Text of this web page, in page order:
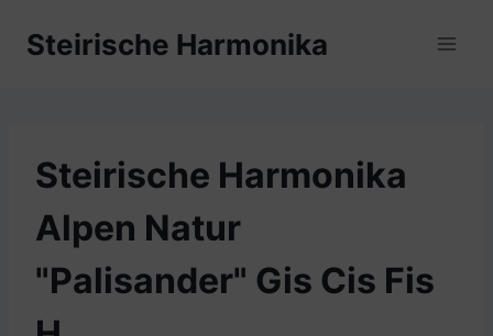
InhaltSteirische Harmonika
Steirische Harmonika
Alpen Natur
"Palisander" Gis Cis Fis